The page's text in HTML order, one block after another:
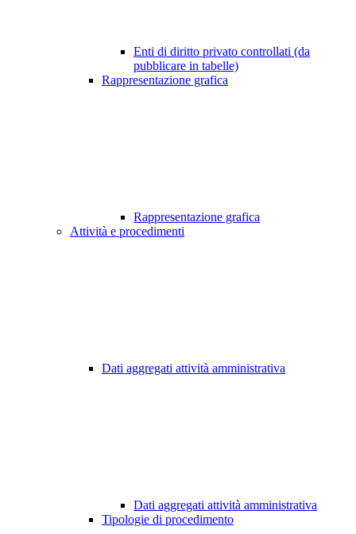
Enti di diritto privato controllati (da
pubblicare in tabelle)
Rappresentazione grafica
Rappresentazione grafica
Attività e procedimenti
Dati aggregati attività amministrativa
Dati aggregati attività amministrativa
Tipologie di procedimento